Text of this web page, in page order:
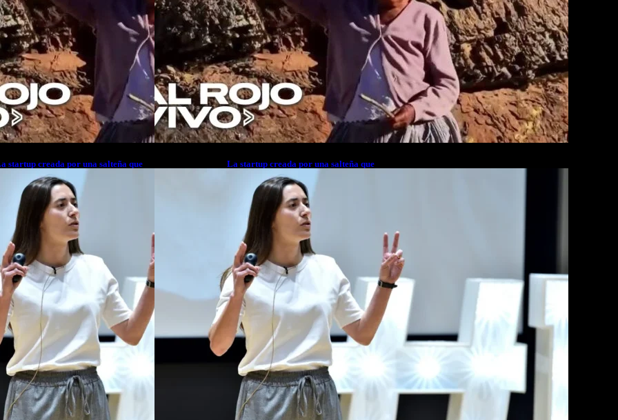
startup creada por una salteña que
resolver el estrés financiero en
La startup creada por una salteña que
busca resolver el estrés financiero en
Latinoamérica